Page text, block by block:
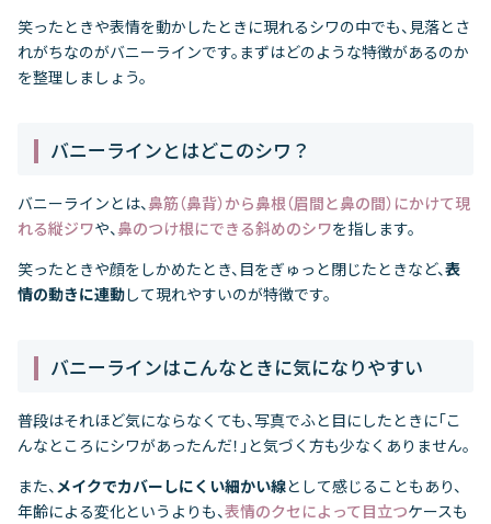
笑ったときや表情を動かしたときに現れるシワの中でも、見落とさ
れがちなのがバニーラインです。まずはどのような特徴があるのか
を整理しましょう。
バニーラインとはどこのシワ？
バニーラインとは、鼻筋（鼻背）から鼻根（眉間と鼻の間）にかけて現
れる縦ジワや、鼻のつけ根にできる斜めのシワを指します。
笑ったときや顔をしかめたとき、目をぎゅっと閉じたときなど、表
情の動きに連動して現れやすいのが特徴です。
バニーラインはこんなときに気になりやすい
普段はそれほど気にならなくても、写真でふと目にしたときに「こ
んなところにシワがあったんだ！」と気づく方も少なくありません。
また、メイクでカバーしにくい細かい線として感じることもあり、
年齢による変化というよりも、表情のクセによって目立つケースも